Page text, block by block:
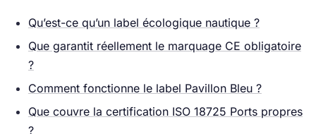
Qu’est-ce qu’un label écologique nautique ?
Que garantit réellement le marquage CE obligatoire
?
Comment fonctionne le label Pavillon Bleu ?
Que couvre la certification ISO 18725 Ports propres
?